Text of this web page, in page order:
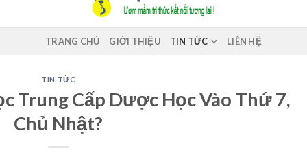
TRANG CHỦ GIỚI THIỆU TIN TỨC LIÊN HỆ
TIN TỨC
Trung Cấp Dược Học Vào Thứ 7,
Chủ Nhật?